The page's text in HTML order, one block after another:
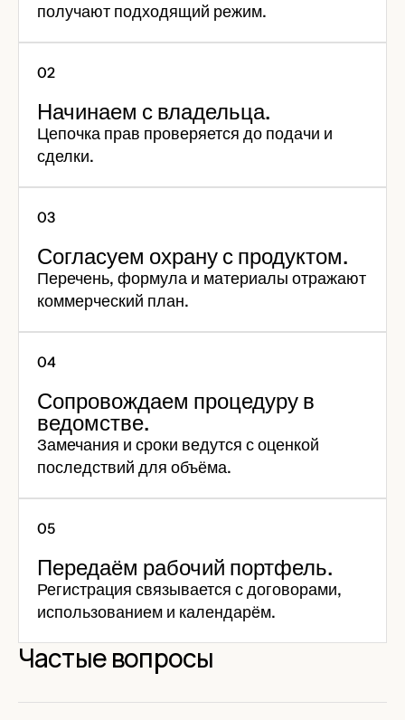
получают подходящий режим.
Начинаем с владельца.
Цепочка прав проверяется до подачи и
сделки.
Согласуем охрану с продуктом.
Перечень, формула и материалы отражают
коммерческий план.
Сопровождаем процедуру в
ведомстве.
Замечания и сроки ведутся с оценкой
последствий для объёма.
Передаём рабочий портфель.
Регистрация связывается с договорами,
использованием и календарём.
Частые вопросы